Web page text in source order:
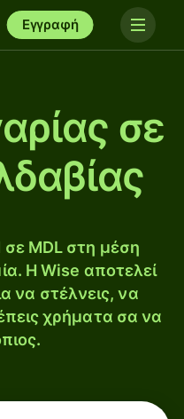
Εγγραφή
σε
MDL στη μέση
Η Wise αποτελεί
να στέλνεις, να
χρήματα σα να